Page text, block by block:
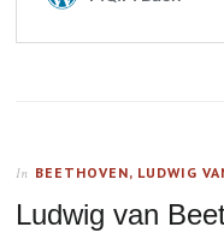
In BEETHOVEN, LUDWIG
Ludwig van